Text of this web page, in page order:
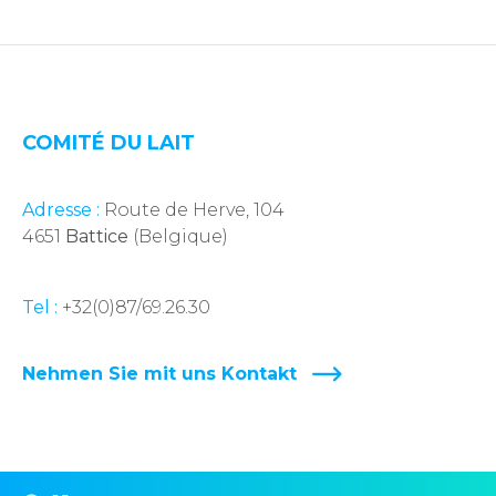
COMITÉ DU LAIT
Adresse : Route de Herve, 104
4651 Battice (Belgique)
Tel : +32(0)87/69.26.30
Nehmen Sie mit uns Kontakt